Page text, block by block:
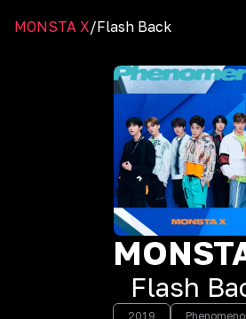
MONSTA X/Flash Back
Flash
2019